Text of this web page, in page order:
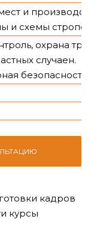
и
и схемы
охрана
случаен.
безопасность
кадров
курсы